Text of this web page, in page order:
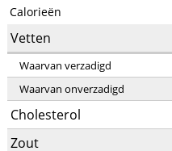
Calorieën
Vetten
Waarvan verzadigd
Waarvan onverzadigd
Cholesterol
Zout